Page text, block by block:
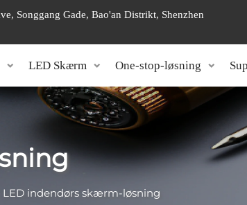
Songgang Gade, Bao'an Distrikt, Shenzhen
LED Skærm One-stop-løsning
LED indendørs skærm-løsning